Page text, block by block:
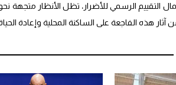
التقييم الرسمي للأضرار، تظل الأنظار متجهة
هذه الفاجعة على الساكنة المحلية وإعادة